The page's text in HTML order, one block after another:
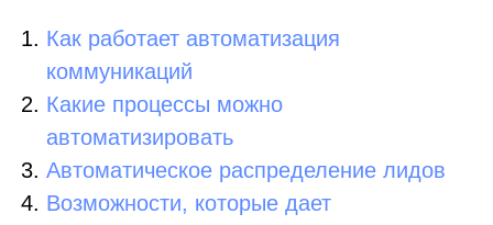
Как работает автоматизация
коммуникаций
Какие процессы можно
автоматизировать
Автоматическое распределение лидов
Возможности, которые дает